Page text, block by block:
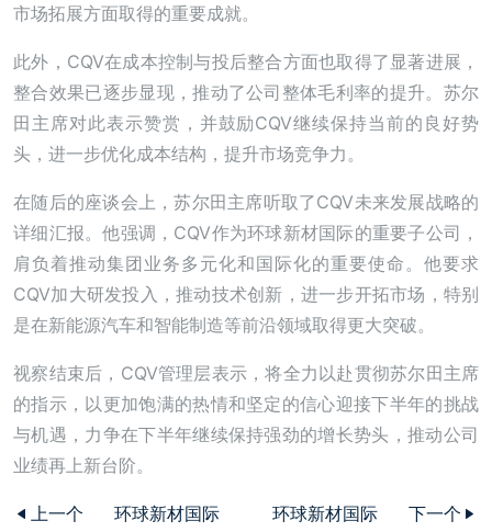
市场拓展方面取得的重要成就。
此外，CQV在成本控制与投后整合方面也取得了显著进展，
整合效果已逐步显现，推动了公司整体毛利率的提升。苏尔
田主席对此表示赞赏，并鼓励CQV继续保持当前的良好势
头，进一步优化成本结构，提升市场竞争力。
在随后的座谈会上，苏尔田主席听取了CQV未来发展战略的
详细汇报。他强调，CQV作为环球新材国际的重要子公司，
肩负着推动集团业务多元化和国际化的重要使命。他要求
CQV加大研发投入，推动技术创新，进一步开拓市场，特别
是在新能源汽车和智能制造等前沿领域取得更大突破。
视察结束后，CQV管理层表示，将全力以赴贯彻苏尔田主席
的指示，以更加饱满的热情和坚定的信心迎接下半年的挑战
与机遇，力争在下半年继续保持强劲的增长势头，推动公司
业绩再上新台阶。
上一个
环球新材国际
环球新材国际
下一个